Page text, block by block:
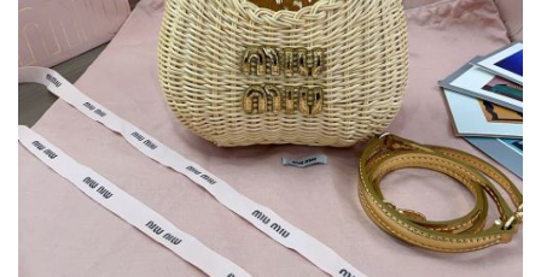
理
2026人気特集
バッグ
ズボン
衣装セット
住まい用品
アクセサリー
ベルト
スカーフ
アイフォーンケ
ース